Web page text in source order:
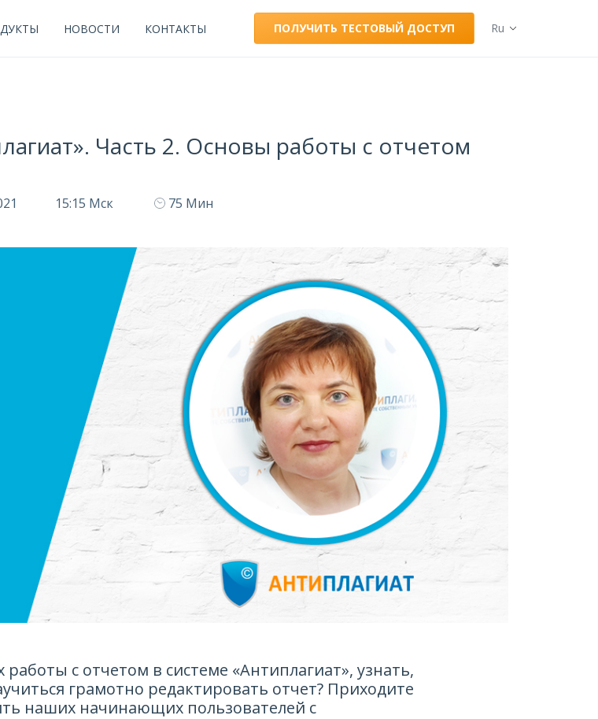
НОВОСТИ КОНТАКТЫ ПОЛУЧИТЬ ТЕСТОВЫЙ ДОСТУП Ru
Часть 2. Основы работы с отчетом
15:15 Мск 75 Мин
работы с отчетом в системе «Антиплагиат», узнать,
грамотно редактировать отчет? Приходите
наших начинающих пользователей с